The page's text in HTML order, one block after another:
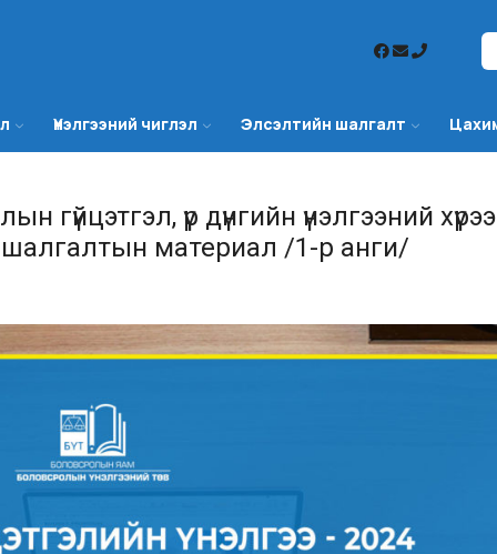
Үнэлгээний чиглэл Элсэлтийн шалгалт
үр дүнгийн үнэлгээний
шалгалтын материал /1-р анги/